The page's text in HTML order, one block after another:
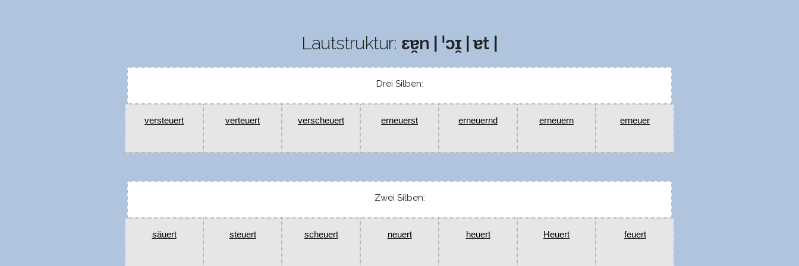
Lautstruktur: ɛɐ̯n | ˈɔɪ̯ | ɐt |
Drei Silben:
versteuert verteuert verscheuert erneuerst erneuernd erneuern erneuer
Zwei Silben:
säuert steuert scheuert neuert heuert Heuert feuert